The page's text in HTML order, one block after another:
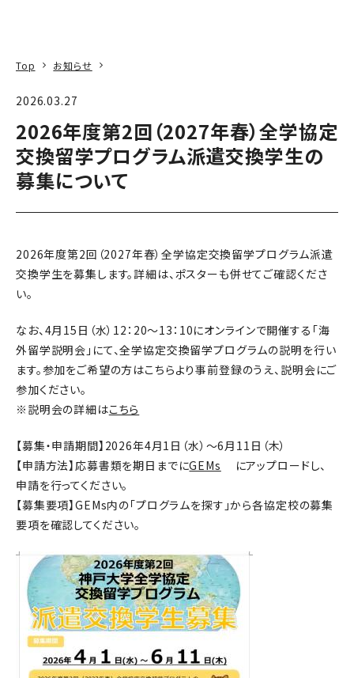
Top お知らせ
2026.03.27
2026年度第2回（2027年春）全学協定
交換留学プログラム派遣交換学生の
募集について
2026年度第2回（2027年春）全学協定交換留学プログラム派遣
交換学生を募集します。詳細は、ポスターも併せてご確認くださ
い。
なお、4月15日（水）12：20～13：10にオンラインで開催する「海
外留学説明会」にて、全学協定交換留学プログラムの説明を行い
ます。参加をご希望の方はこちらより事前登録のうえ、説明会にご
参加ください。
※説明会の詳細はこちら
【募集・申請期間】2026年4月1日（水）～6月11日（木）
【申請方法】応募書類を期日までにGEMs
にアップロードし、
申請を行ってください。
【募集要項】GEMs内の「プログラムを探す」から各協定校の募集
要項を確認してください。